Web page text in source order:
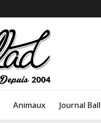
Animaux Journal